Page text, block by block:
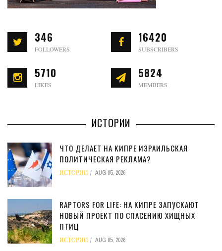
346
FOLLOWERS
16420
SUBSCRIBERS
5710
LIKES
5824
MEMBERS
ИСТОРИИ
ЧТО ДЕЛАЕТ НА КИПРЕ ИЗРАИЛЬСКАЯ
ПОЛИТИЧЕСКАЯ РЕКЛАМА?
ИСТОРИИ AUG 05, 2026
RAPTORS FOR LIFE: НА КИПРЕ ЗАПУСКАЮТ
НОВЫЙ ПРОЕКТ ПО СПАСЕНИЮ ХИЩНЫХ
ПТИЦ
ИСТОРИИ AUG 05, 2026